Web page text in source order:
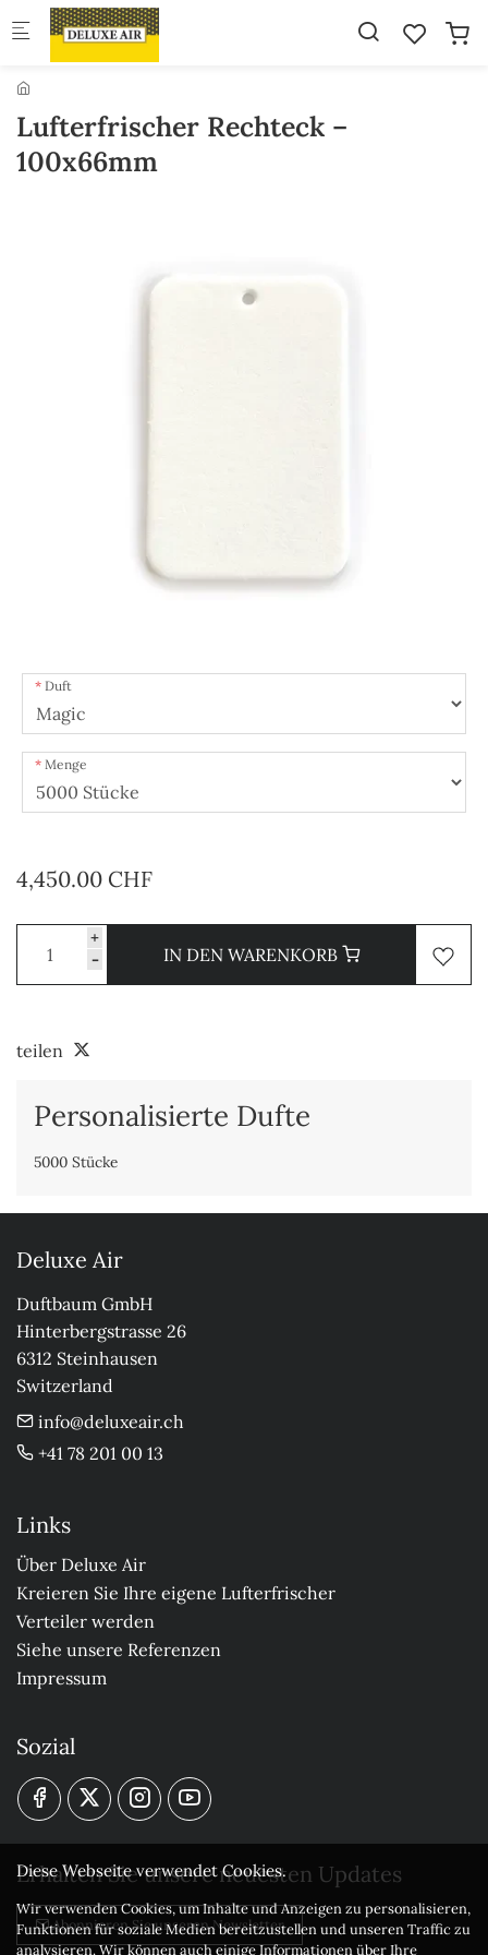
Skip to main content
Lufterfrischer Rechteck –
100x66mm
Duft
Menge
4,450.00 CHF
+
-
IN DEN WARENKORB
teilen
Personalisierte Dufte
5000 Stücke
Deluxe Air
Duftbaum GmbH
Hinterbergstrasse 26
6312 Steinhausen
Switzerland
info@deluxeair.ch
+41 78 201 00 13
Links
Über Deluxe Air
Kreieren Sie Ihre eigene Lufterfrischer
Verteiler werden
Siehe unsere Referenzen
Impressum
Sozial
Erhalten Sie unsere neuesten Updates
Abonnieren Sie unseren Newsletter
Diese Webseite verwendet Cookies.
Wir verwenden Cookies, um Inhalte und Anzeigen zu personalisieren,
Funktionen für soziale Medien bereitzustellen und unseren Traffic zu
analysieren. Wir können auch einige Informationen über Ihre